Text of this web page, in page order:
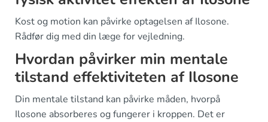
Kost og motion kan påvirke optagelsen af Ilosone.
Rådfør dig med din læge for vejledning.
Hvordan påvirker min mentale
tilstand effektiviteten af Ilosone
Din mentale tilstand kan påvirke måden, hvorpå
Ilosone absorberes og fungerer i kroppen. Det er